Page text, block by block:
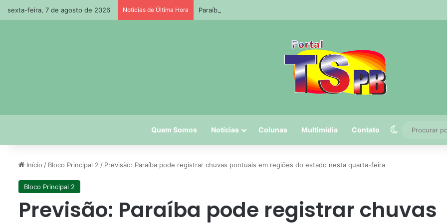
sexta-feira, 7 de agosto de 2026 Notícias de Última Hora Paraíba tem 5º maior crescimento do país no Ideb do ensino médio na rede
Quem Somos Notícias Colunas Multimidia Contato Switch skin
Início / Bloco Principal 2 / Previsão: Paraíba pode registrar chuvas pontuais em regiões do estado nesta quarta-feira
Bloco Principal 2
Previsão: Paraíba pode registrar chuvas